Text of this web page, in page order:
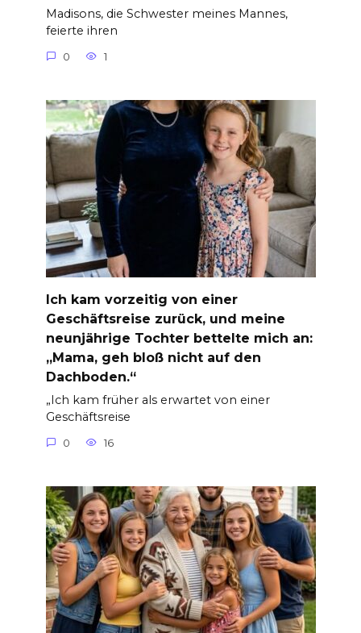
Madisons, die Schwester meines Mannes,
feierte ihren
0 1
Ich kam vorzeitig von einer
Geschäftsreise zurück, und meine
neunjährige Tochter bettelte mich an:
„Mama, geh bloß nicht auf den
Dachboden.“
„Ich kam früher als erwartet von einer
Geschäftsreise
0 16